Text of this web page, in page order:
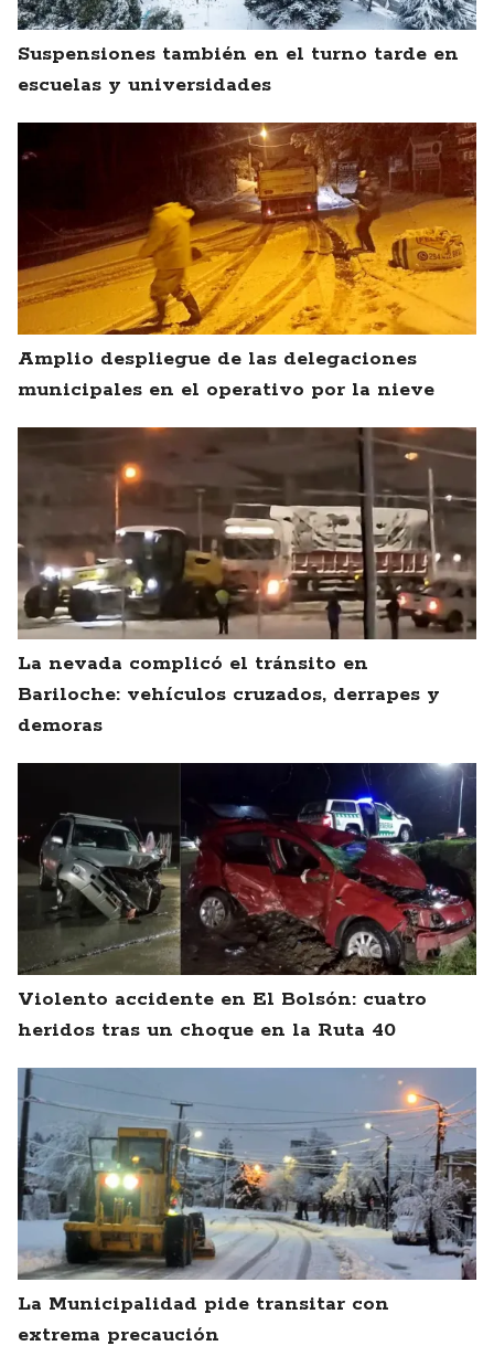
Suspensiones también en el turno tarde en
escuelas y universidades
Amplio despliegue de las delegaciones
municipales en el operativo por la nieve
La nevada complicó el tránsito en
Bariloche: vehículos cruzados, derrapes y
demoras
Violento accidente en El Bolsón: cuatro
heridos tras un choque en la Ruta 40
La Municipalidad pide transitar con
extrema precaución